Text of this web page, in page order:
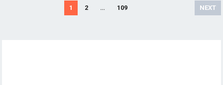
1 2 … 109 NEXT